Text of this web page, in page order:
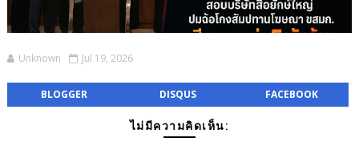
Unknown Jul 19, 2026
BLOGGER DISQUS FACEBOOK
ไม่มีความคิดเห็น: